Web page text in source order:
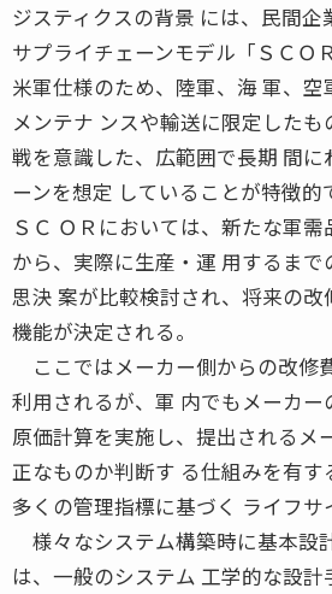
ジスティクスの背景 には、民間企
サプライチェーンモデル「ＳＣＯ
米軍仕様のため、陸軍、海 軍、
メンテナ ンスや輸送に限定した
戦を意識した、広範囲で長期 間に
ーンを想定 していることが特徴的
ＳＣ ＯＲにおいては、新たな軍
から、実際に生産・運 用するま
思決 案が比較検討され、将来の改
機能が決定される。
ここではメーカー側からの改修
利用されるが、軍 内でもメーカー
原価計算を実施し、提出されるメ
正なものか判断す る仕組みを有す
多くの管理指標に基づく ライフサ
様々なシステム構築時に基本設
は、一般のシステム 工学的な設